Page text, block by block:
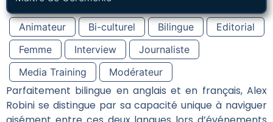
Animateur Bi-culturel Bilingue
Editorial
Femme
Interview
Journaliste
Media Training
Modérateur
Parfaitement bilingue en anglais et en français, Alex
Robini se distingue par sa capacité unique à naviguer